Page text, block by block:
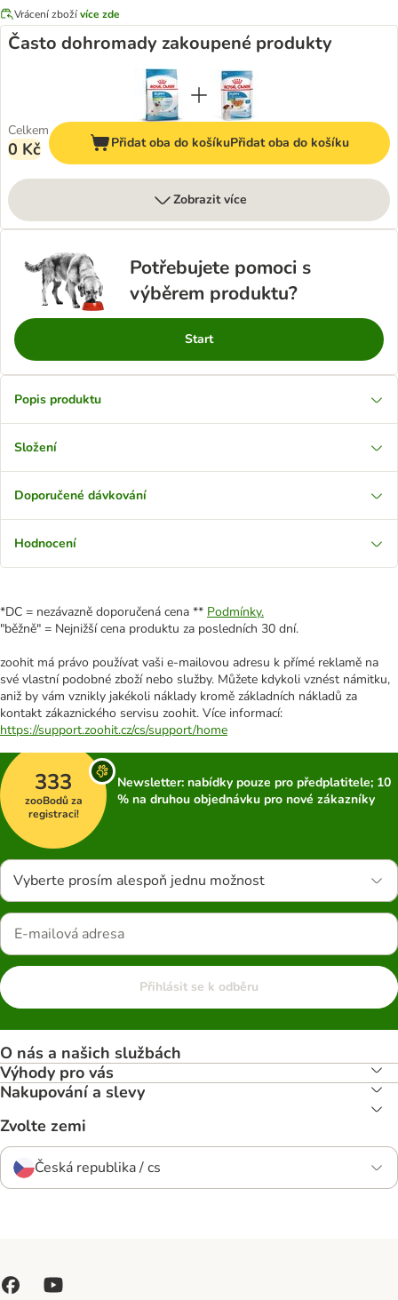
Vrácení zbožívíce zde
Často dohromady zakoupené produkty
Celkem
0 Kč Přidat oba do košíkuPřidat oba do košíku
Zobrazit více
Potřebujete pomoci s
výběrem produktu?
Start
Popis produktu
Složení
Doporučené dávkování
Hodnocení
*DC = nezávazně doporučená cena ** Podmínky.
"běžně" = Nejnižší cena produktu za posledních 30 dní.
zoohit má právo používat vaši e-mailovou adresu k přímé reklamě na
své vlastní podobné zboží nebo služby. Můžete kdykoli vznést námitku,
aniž by vám vznikly jakékoli náklady kromě základních nákladů za
kontakt zákaznického servisu zoohit. Více informací:
https://support.zoohit.cz/cs/support/home
333
zooBodů za
registraci!
Newsletter: nabídky pouze pro předplatitele; 10
% na druhou objednávku pro nové zákazníky
Vyberte prosím alespoň jednu možnost
Přihlásit se k odběru
O nás a našich službách
Výhody pro vás
Nakupování a slevy
Zvolte zemi
Česká republika / cs